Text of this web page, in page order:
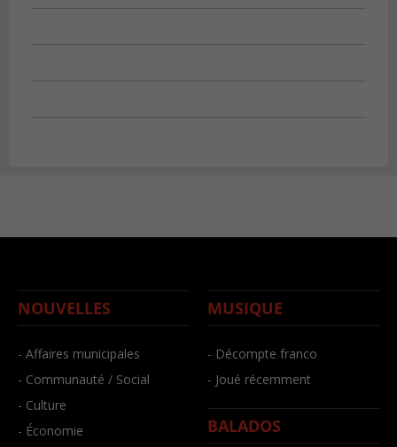
NOUVELLES
- Affaires municipales
- Communauté / Social
- Culture
- Économie
MUSIQUE
- Décompte franco
- Joué récemment
BALADOS